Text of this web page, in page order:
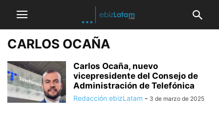
CARLOS OCAÑA
Carlos Ocaña, nuevo
vicepresidente del Consejo de
Administración de Telefónica
Redacción ebizLatam - 3 de marzo de 2025